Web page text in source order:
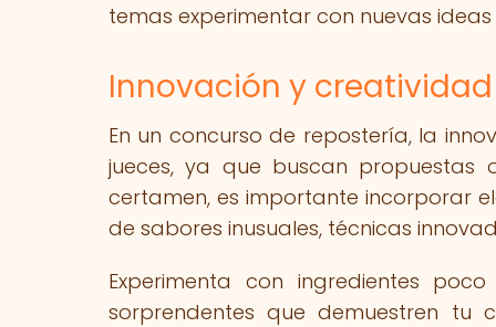
temas experimentar con nuevas
Innovación y creatividad
En un concurso de repostería, la
jueces, ya que buscan
certamen, es importante incorporar
de sabores inusuales, técnicas
Experimenta con ingredientes
sorprendentes que demuestren